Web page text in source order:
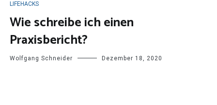
LIFEHACKS
Wie schreibe ich einen
Praxisbericht?
Wolfgang Schneider Dezember 18, 2020